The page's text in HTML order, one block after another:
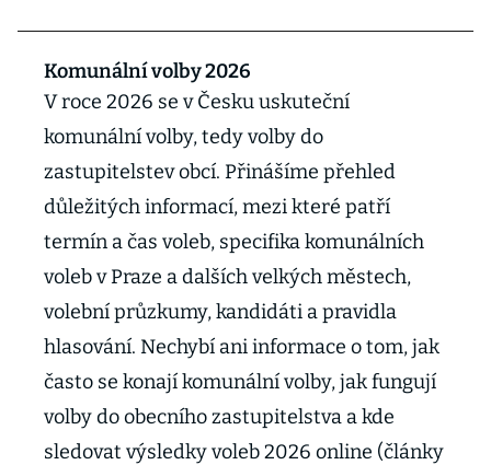
Komunální volby 2026
V roce 2026 se v Česku uskuteční
komunální volby, tedy volby do
zastupitelstev obcí. Přinášíme přehled
důležitých informací, mezi které patří
termín a čas voleb, specifika komunálních
voleb v Praze a dalších velkých městech,
volební průzkumy, kandidáti a pravidla
hlasování. Nechybí ani informace o tom, jak
často se konají komunální volby, jak fungují
volby do obecního zastupitelstva a kde
sledovat výsledky voleb 2026 online (články